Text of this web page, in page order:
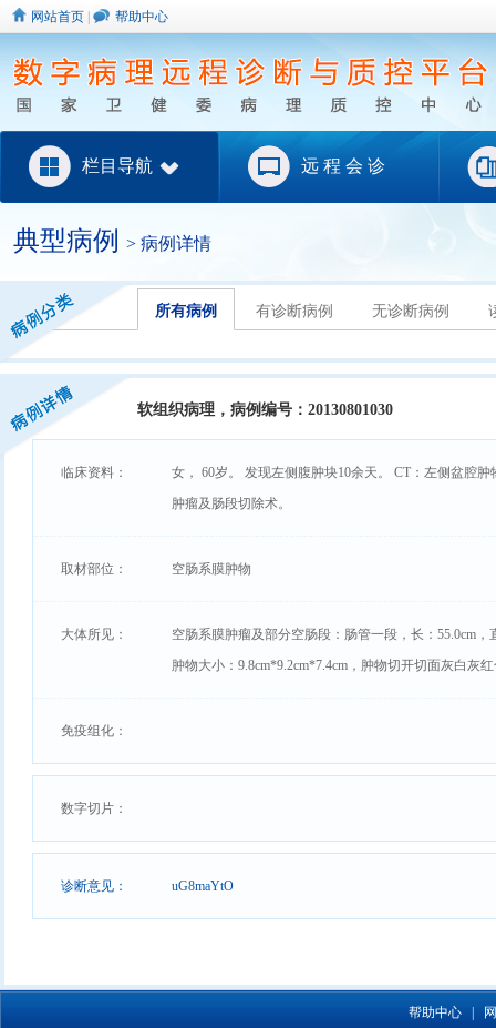
网站首页 帮助中心
栏目导航 远 程 会 诊
典型病例 > 病例详情
所有病例 有诊断病例 无诊断病例
软组织病理，病例编号：20130801030
临床资料：
女， 60岁。 发现左侧腹肿块10余天。 CT：左侧盆腔
肿瘤及肠段切除术。
取材部位： 空肠系膜肿物
大体所见：
空肠系膜肿瘤及部分空肠段：肠管一段，长：55.0cm
肿物大小：9.8cm*9.2cm*7.4cm，肿物切开切面灰白
免疫组化：
数字切片：
诊断意见： uG8maYtO
帮助中心